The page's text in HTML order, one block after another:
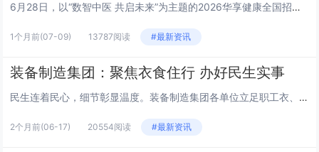
6月28日，以“数智中医 共启未来”为主题的2026华享健康全国招商发布会在山东济南举行。本次大会汇聚政府主管部门领导、...
1个月前(07-09) 13787阅读 #最新资讯
装备制造集团：聚焦衣食住行 办好民生实事
民生连着民心，细节彰显温度。装备制造集团各单位立足职工衣、食、住、行日常生活需求，精准对接急难愁盼，推出一系列务实暖心举...
2个月前(06-17) 20554阅读 #最新资讯